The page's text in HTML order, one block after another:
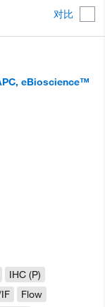
对比
eBioscience™
IHC (P)
Flow